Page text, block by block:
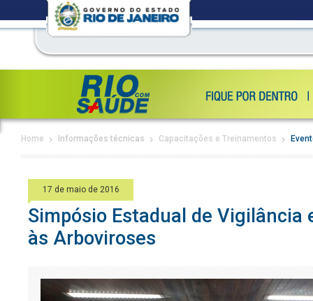
Home Informações técnicas Capacitações e Treinamentos
17 de maio de 2016
Simpósio Estadual de Vigilância
às Arboviroses